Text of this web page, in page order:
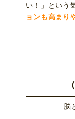
い！」という
ョンも高まり
脳